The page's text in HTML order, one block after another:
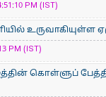
PM (IST)
PM (IST)
கொள்ளுப்